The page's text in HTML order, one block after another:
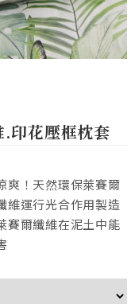
.印花壓框枕套
爽！天然環保萊賽爾
維運行光合作用製造
賽爾纖維在泥土中能